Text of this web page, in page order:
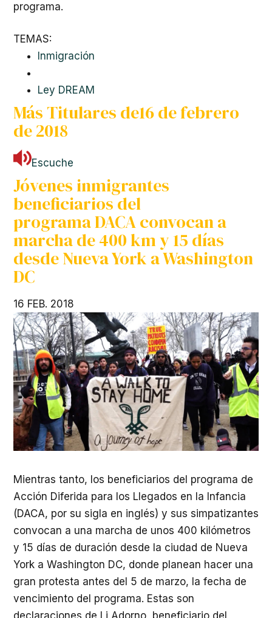
programa.
TEMAS:
Inmigración
Ley DREAM
Más Titulares de16 de febrero
de 2018
Escuche
Jóvenes inmigrantes
beneficiarios del
programaDACAconvocan a
marcha de 400 km y 15 días
desde Nueva York a Washington
DC
16 FEB. 2018
Mientras tanto, los beneficiarios del programa de
Acción Diferida para los Llegados en la Infancia
(DACA, por su sigla en inglés) y sus simpatizantes
convocan a una marcha de unos 400 kilómetros
y 15 días de duración desde la ciudad de Nueva
York a Washington DC, donde planean hacer una
gran protesta antes del 5 de marzo, la fecha de
vencimiento del programa. Estas son
declaraciones de Li Adorno, beneficiario del